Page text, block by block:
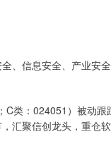
、信息安全、产业安
类：024051）被动跟
汇聚信创龙头，重仓